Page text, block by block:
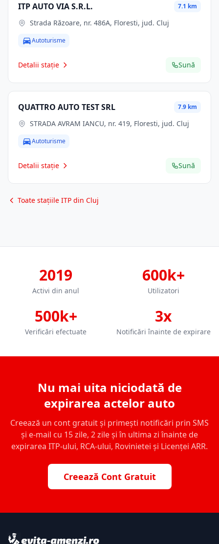
ITP AUTO VIA S.R.L. 7.1 km
Strada Răzoare, nr. 486A, Floresti, jud. Cluj
Autoturisme
Detalii stație Sună
QUATTRO AUTO TEST SRL 7.9 km
STRADA AVRAM IANCU, nr. 419, Floresti, jud. Cluj
Autoturisme
Detalii stație Sună
Toate stațiile ITP din Cluj
2019
Activi din anul
600k+
Utilizatori
500k+
Verificări efectuate
3x
Notificări înainte de expirare
Nu mai uita niciodată de
expirarea actelor auto
Creează un cont gratuit și primești notificări prin SMS
și e-mail cu 15 zile, 2 zile și în ultima zi înainte de
expirarea ITP-ului, RCA-ului, Rovinietei și Licenței ARR.
Creează Cont Gratuit